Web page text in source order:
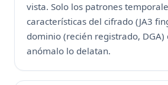
vista. Solo los patrones
características del cifrado (JA3
dominio (recién registrado,
anómalo lo delatan.